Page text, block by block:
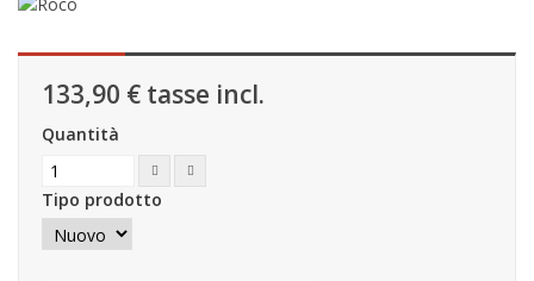
133,90 € tasse incl.
Quantità
Tipo prodotto